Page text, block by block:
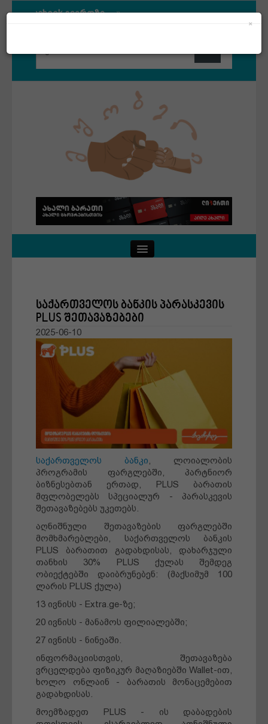
×
Facebook გვერდზე
მშობლები
დღის ამბები
რჩევები
წარმატების ფორმულა
სტარტაპი
ქველმოქმედება
ბლოგი
ძალადობა
საქართველოს ბანკის პარასკევის
PLUS შეთავაზებები
2025-06-10
საქართველოს ბანკი, ლოიალობის
პროგრამის ფარგლებში, პარტნიორ
ბიზნესებთან ერთად, PLUS ბარათის
მფლობელებს სპეციალურ - პარასკევის
შეთავაზებებს უკეთებს.
აღნიშნული შეთავაზების ფარგლებში
მომხმარებლები, საქართველოს ბანკის
PLUS ბარათით გადახდისას, დახარჯული
თანხის 30% PLUS ქულას შემდეგ
ობიექტებში დაიბრუნებენ: (მაქსიმუმ 100
ლარის PLUS ქულა)
13 ივნისს - Extra.ge-ზე;
20 ივნისს - მანამოს ფილიალებში;
27 ივნისს - ნინეაში.
ინფორმაციისთვის, შეთავაზება
ვრცელდება ფიზიკურ მაღაზიებში Wallet-ით,
ხოლო ონლაინ - ბარათის მონაცემებით
გადახდისას.
მოემზადეთ PLUS - ის დაბადების